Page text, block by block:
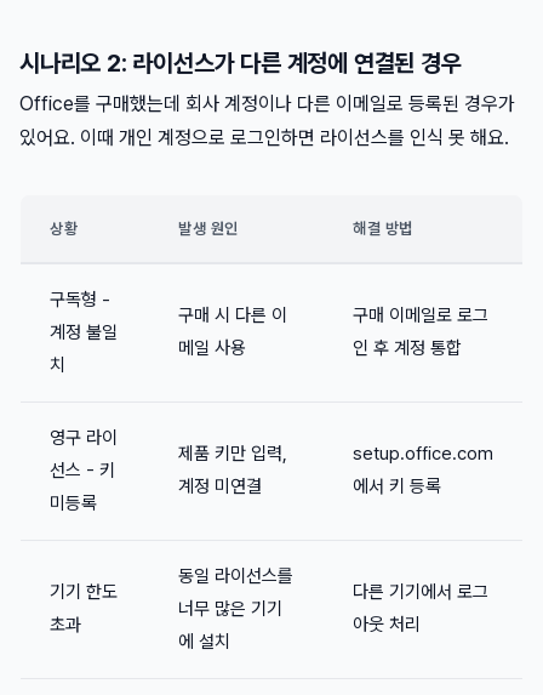
시나리오 2: 라이선스가 다른 계정에 연결된 경우
Office를 구매했는데 회사 계정이나 다른 이메일로 등록된 경우가
있어요. 이때 개인 계정으로 로그인하면 라이선스를 인식 못 해요.
상황 발생 원인 해결 방법
구독형 -
계정 불일
치
구매 시 다른 이
메일 사용
구매 이메일로 로그
인 후 계정 통합
영구 라이
선스 - 키
미등록
제품 키만 입력,
계정 미연결
setup.office.com
에서 키 등록
기기 한도
초과
동일 라이선스를
너무 많은 기기
에 설치
다른 기기에서 로그
아웃 처리